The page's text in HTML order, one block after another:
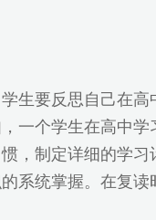
生要反思自己在
一个学生在高中
，制定详细的学
系统掌握。在复